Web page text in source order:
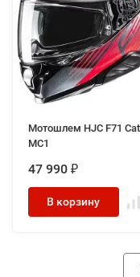
Мотошлем HJC F71
MC1
47 990 ₽
В корзину